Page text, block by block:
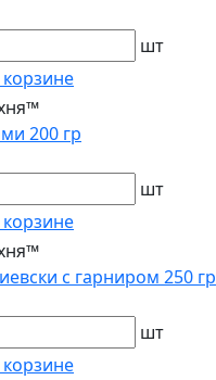
шт
корзине
200 гр
шт
корзине
с гарниром 250 гр
шт
корзине